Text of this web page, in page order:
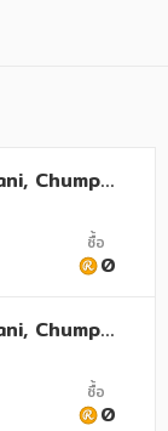
Chumph
ซื้อ
0
Chumph
ซื้อ
0